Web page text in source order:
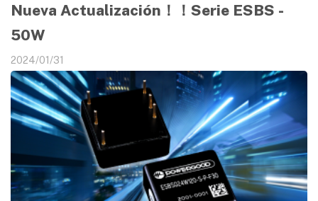
Nueva Actualización！！Serie ESBS -
50W
2024/01/31